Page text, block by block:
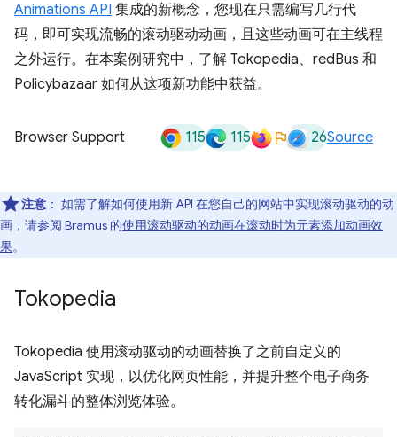
Animations API 集成的新概念，您现在只需编写几行代
码，即可实现流畅的滚动驱动动画，且这些动画可在主线程
之外运行。在本案例研究中，了解 Tokopedia、redBus 和
Policybazaar 如何从这项新功能中获益。
Browser Support 115 115 26Source
注意 ： 如需了解如何使用新 API 在您自己的网站中实现滚动驱动的动
画，请参阅 Bramus 的使用滚动驱动的动画在滚动时为元素添加动画效
果。
Tokopedia
Tokopedia 使用滚动驱动的动画替换了之前自定义的
JavaScript 实现，以优化网页性能，并提升整个电子商务
转化漏斗的整体浏览体验。